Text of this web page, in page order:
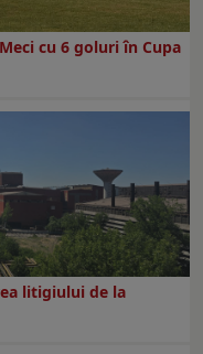
cu 6 goluri în Cupa
litigiului de la